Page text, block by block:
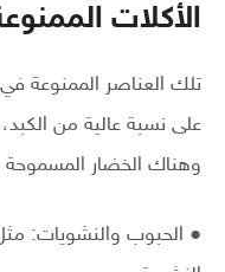
الأكلات
تلك العناصر الممنوعة
على نسبة عالية من
وهناك الخضار المسموحة
● الحبوب والنشويات: